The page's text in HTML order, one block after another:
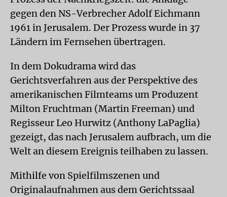
gegen den NS-Verbrecher Adolf Eichmann
1961 in Jerusalem. Der Prozess wurde in 37
Ländern im Fernsehen übertragen.
In dem Dokudrama wird das
Gerichtsverfahren aus der Perspektive des
amerikanischen Filmteams um Produzent
Milton Fruchtman (Martin Freeman) und
Regisseur Leo Hurwitz (Anthony LaPaglia)
gezeigt, das nach Jerusalem aufbrach, um die
Welt an diesem Ereignis teilhaben zu lassen.
Mithilfe von Spielfilmszenen und
Originalaufnahmen aus dem Gerichtssaal